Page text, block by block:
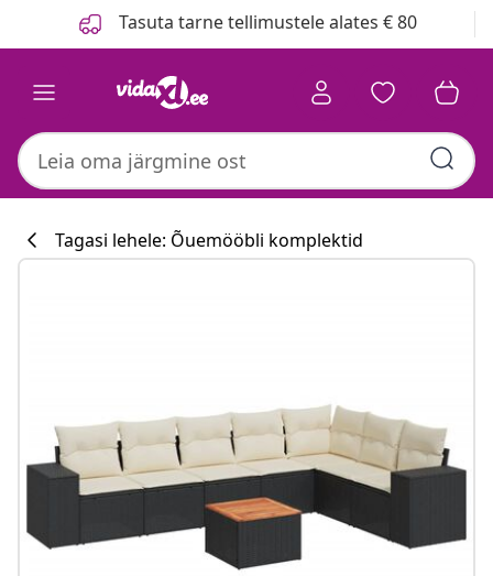
Tasuta tarne tellimustele alates € 80
#sharemevidaxl
Tagasi lehele: Õuemööbli komplektid